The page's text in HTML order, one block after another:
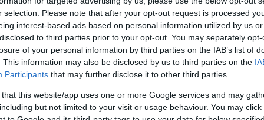
selection. Please note that after your opt-out request is processed
interest-based ads based on personal information utilized by us
to third parties prior to your opt-out. You may separately
of your personal information by third parties on the IAB’s list of
This information may also be disclosed by us to third parties on the
Participants that may further disclose it to other third parties.
that this website/app uses one or more Google services and may
but not limited to your visit or usage behaviour. You may